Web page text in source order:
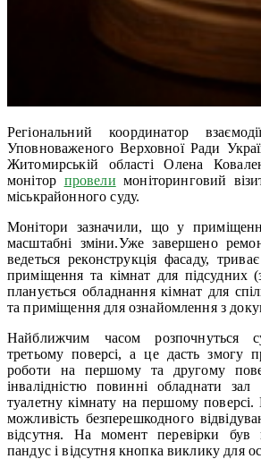
Регіональний координатор
Уповноваженого Верховної Ради
Житомирській області Олена
монітор провели моніторинговий
міськрайонного суду.
Монітори зазначили, що у
масштабні зміни.Уже завершено
ведеться реконструкція фасаду,
приміщення та кімнат для підсудних
планується обладнання кімнат для
та приміщення для ознайомлення з
Найближчим часом розпочнуться
третьому поверсі, а це дасть змогу
роботи на першому та другому
інвалідністю повинні обладнати зал
туалетну кімнату на першому
можливість безперешкодного
відсутня. На момент перевірки
пандус і відсутня кнопка виклику для